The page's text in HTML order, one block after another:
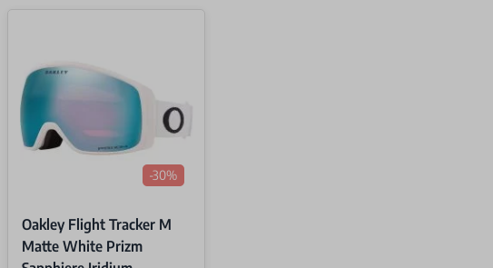
-30%
Oakley Flight Tracker M
Matte White Prizm